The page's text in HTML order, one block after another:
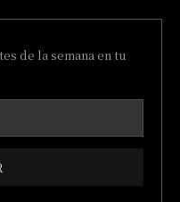
de la semana en tu